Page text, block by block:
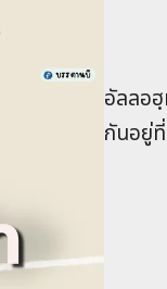
อัลลอ
กันอยู่